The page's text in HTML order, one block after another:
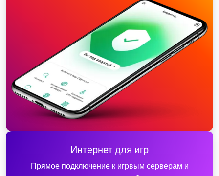
Интернет для игр
Прямое подключение к игрвым серверам и